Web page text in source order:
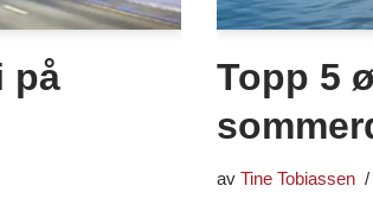
på
Topp 5
av Tine Tobiassen